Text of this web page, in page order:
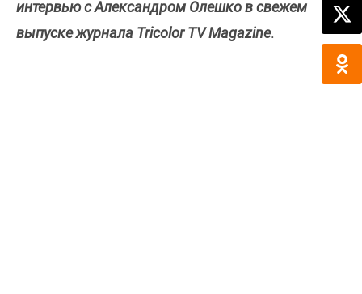
интервью с Александром Олешко в свежем
выпуске журнала Tricolor TV Magazine.